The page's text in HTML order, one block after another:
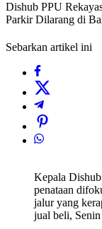
Dishub PPU
Parkir Dilarang di
Sebarkan artikel ini
Kepala
penataan
jalur yang
jual beli,